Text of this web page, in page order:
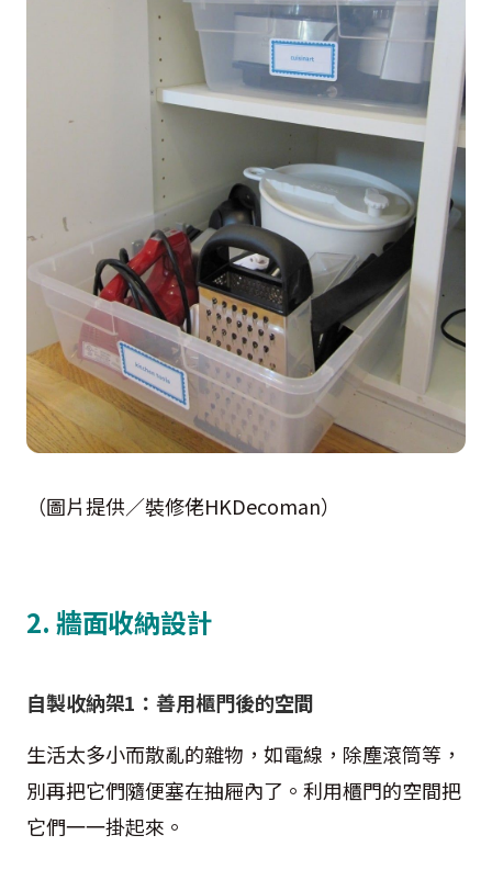
（圖片提供／裝修佬HKDecoman）
2. 牆面收納設計
自製收納架1：善用櫃門後的空間
生活太多小而散亂的雜物，如電線，除塵滾筒等，
別再把它們隨便塞在抽屜內了。利用櫃門的空間把
它們一一掛起來。